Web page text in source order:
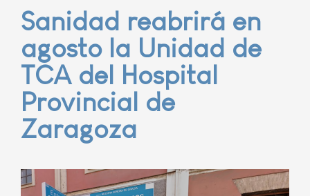
Sanidad reabrirá en
agosto la Unidad de
TCA del Hospital
Provincial de
Zaragoza